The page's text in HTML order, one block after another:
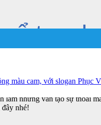
trụ
nhưng vẫn tạo sự thoải
nhé!